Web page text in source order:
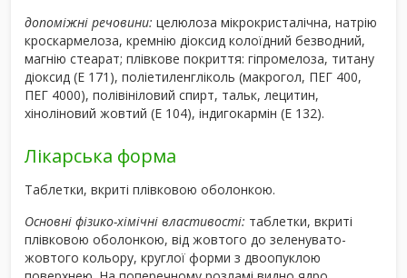
допоміжні речовини: целюлоза мікрокристалічна, натрію
кроскармелоза, кремнію діоксид колоїдний безводний,
магнію стеарат; плівкове покриття: гіпромелоза, титану
діоксид (Е 171), поліетиленгліколь (макрогол, ПЕГ 400,
ПЕГ 4000), полівініловий спирт, тальк, лецитин,
хіноліновий жовтий (Е 104), індигокармін (Е 132).
Лікарська форма
Таблетки, вкриті плівковою оболонкою.
Основні фізико-хімічні властивості: таблетки, вкриті
плівковою оболонкою, від жовтого до зеленувато-
жовтого кольору, круглої форми з двоопуклою